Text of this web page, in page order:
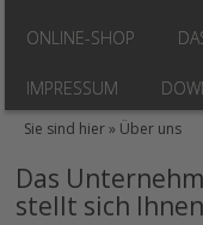
ONLINE-SHOP
IMPRESSUM
Sie sind hier » Über uns
Das
stellt sich